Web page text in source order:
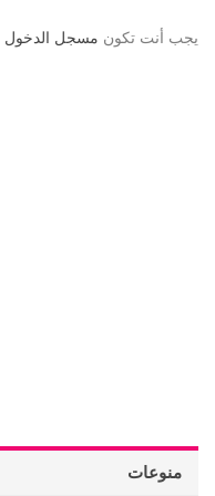
يجب أنت تكون مسجل الدخول
منوعات